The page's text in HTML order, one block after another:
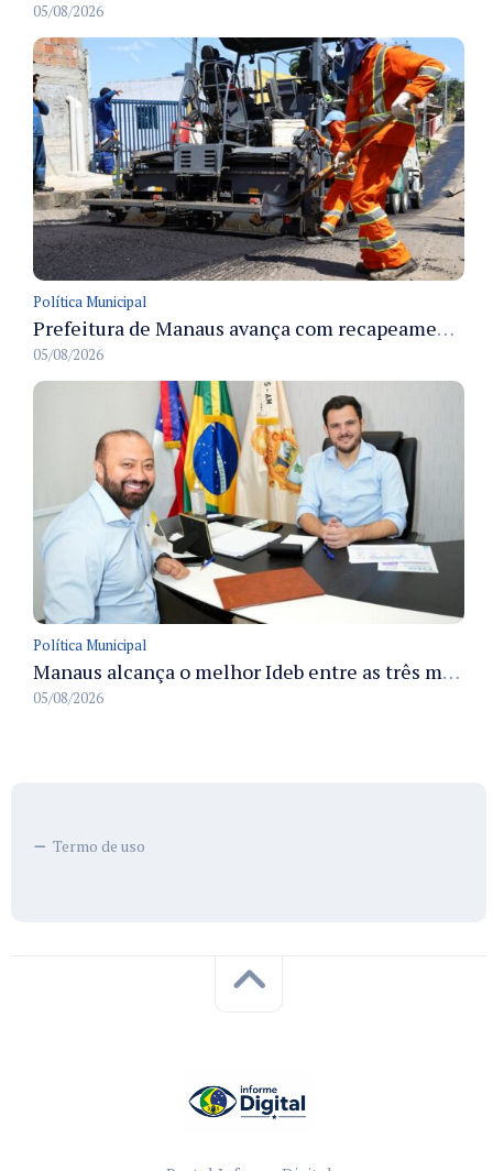
05/08/2026
Política Municipal
Prefeitura de Manaus avança com recapeamento no Parque Rio Solimões e cobre cerca de 30 ruas
05/08/2026
Política Municipal
Manaus alcança o melhor Ideb entre as três maiores redes municipais do país em 2025 com avanço na aprendizagem
05/08/2026
Termo de uso